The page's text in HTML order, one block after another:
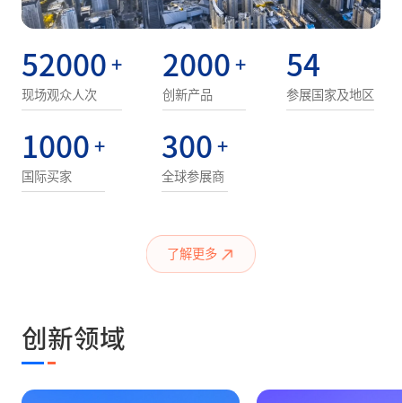
52000 +
现场观众人次
2000 +
创新产品
54
参展国家及地区
1000 +
国际买家
300 +
全球参展商
了解更多
创新领域